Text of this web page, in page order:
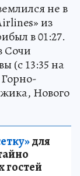
не в
из
в 01:27.
Сочи
(с 13:35 на
Горно-
Нового
для
гостей